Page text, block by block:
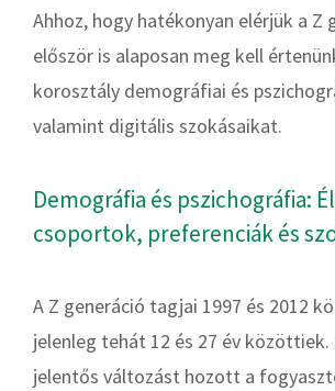
Ahhoz, hogy hatékonyan elérjük a Z
először is alaposan meg kell
korosztály demográfiai és
valamint digitális szokásaikat.
Demográfia és pszichográfia:
csoportok, preferenciák és
A Z generáció tagjai 1997 és 2012
jelenleg tehát 12 és 27 év közöttiek.
jelentős változást hozott a